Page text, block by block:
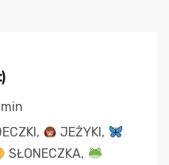
, JEŻYKI,
SŁONECZKA,